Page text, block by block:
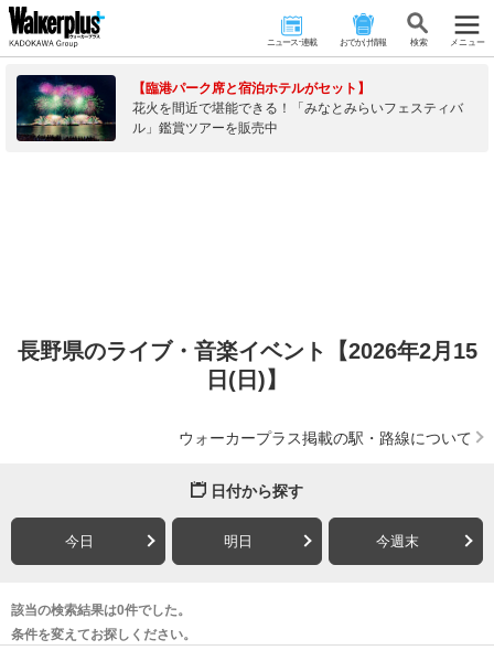
ニュース･連載 おでかけ情報 検 索 メニュー
【臨港パーク席と宿泊ホテルがセット】
花火を間近で堪能できる！「みなとみらいフェスティバ
ル」鑑賞ツアーを販売中
長野県のライブ・音楽イベント【2026年2月15
日(日)】
ウォーカープラス掲載の駅・路線について
日付から探す
今日 明日 今週末
該当の検索結果は0件でした。
条件を変えてお探しください。